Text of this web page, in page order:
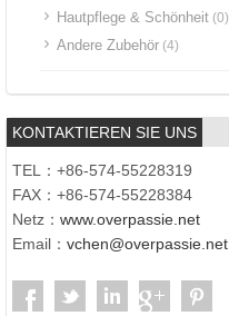
Hautpflege & Schönheit (0)
Andere Zubehör (4)
KONTAKTIEREN SIE UNS
TEL：+86-574-55228319
FAX：+86-574-55228384
Netz： www.overpassie.net
Email： vchen@overpassie.net